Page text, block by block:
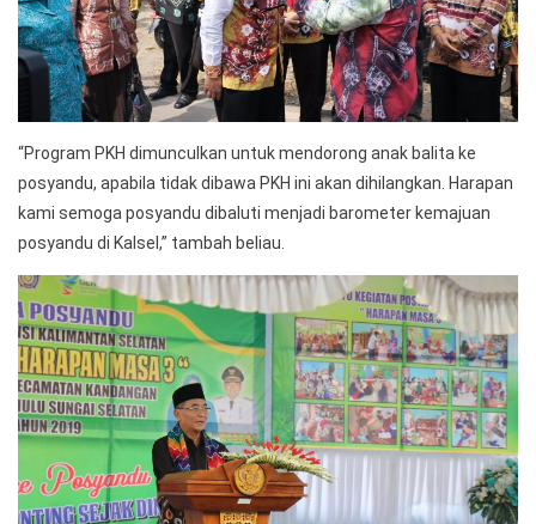
“Program PKH dimunculkan untuk mendorong anak balita ke
posyandu, apabila tidak dibawa PKH ini akan dihilangkan. Harapan
kami semoga posyandu dibaluti menjadi barometer kemajuan
posyandu di Kalsel,” tambah beliau.